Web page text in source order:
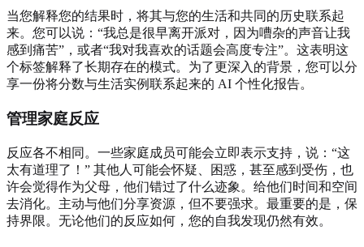
当您解释您的结果时，将其与您的生活和共同的历史联系起
来。您可以说：“我总是很早离开派对，因为嘈杂的声音让我
感到痛苦”，或者“我对我喜欢的话题会高度专注”。这表明这
个标签解释了长期存在的模式。为了更深入的背景，您可以分
享一份将分数与生活实例联系起来的 AI 个性化报告。
管理家庭反应
反应各不相同。一些家庭成员可能会立即表示支持，说：“这
太有道理了！” 其他人可能会怀疑、困惑，甚至感到受伤，也
许会觉得作为父母，他们错过了什么迹象。给他们时间和空间
去消化。主动与他们分享资源，但不要强求。最重要的是，保
持界限。无论他们的反应如何，您的自我发现仍然有效。